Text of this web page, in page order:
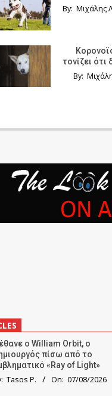
By: Μιχάλης
τονίζει
By:
ο William Orbit, ο
πίσω από το
«Ray of Light»
Tasos P. On: 07/08/2026